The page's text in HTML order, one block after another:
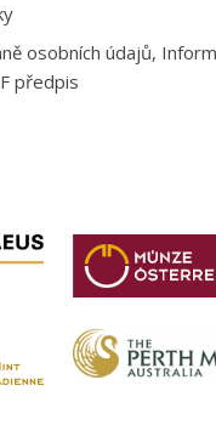
osobních údajů,
předpis